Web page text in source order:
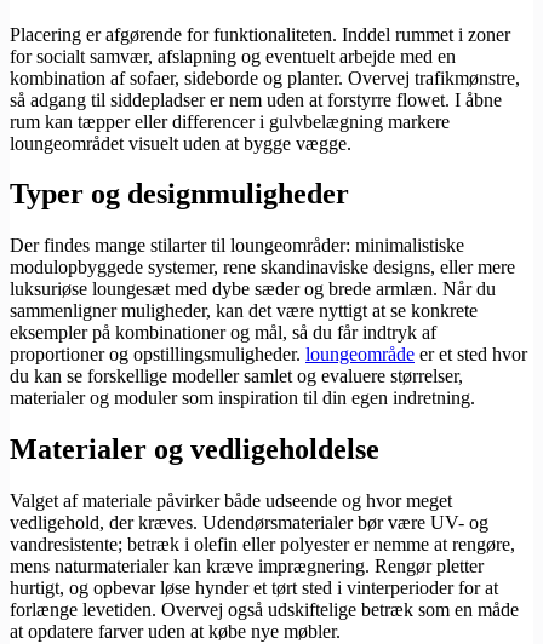
Placering er afgørende for funktionaliteten. Inddel rummet i zoner
for socialt samvær, afslapning og eventuelt arbejde med en
kombination af sofaer, sideborde og planter. Overvej trafikmønstre,
så adgang til siddepladser er nem uden at forstyrre flowet. I åbne
rum kan tæpper eller differencer i gulvbelægning markere
loungeområdet visuelt uden at bygge vægge.
Typer og designmuligheder
Der findes mange stilarter til loungeområder: minimalistiske
modulopbyggede systemer, rene skandinaviske designs, eller mere
luksuriøse loungesæt med dybe sæder og brede armlæn. Når du
sammenligner muligheder, kan det være nyttigt at se konkrete
eksempler på kombinationer og mål, så du får indtryk af
proportioner og opstillingsmuligheder. loungeområde er et sted hvor
du kan se forskellige modeller samlet og evaluere størrelser,
materialer og moduler som inspiration til din egen indretning.
Materialer og vedligeholdelse
Valget af materiale påvirker både udseende og hvor meget
vedligehold, der kræves. Udendørsmaterialer bør være UV- og
vandresistente; betræk i olefin eller polyester er nemme at rengøre,
mens naturmaterialer kan kræve imprægnering. Rengør pletter
hurtigt, og opbevar løse hynder et tørt sted i vinterperioder for at
forlænge levetiden. Overvej også udskiftelige betræk som en måde
at opdatere farver uden at købe nye møbler.